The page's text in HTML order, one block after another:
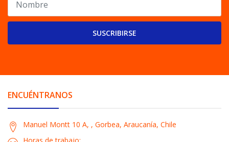
SUSCRIBIRSE
ENCUÉNTRANOS
Manuel Montt 10 A, , Gorbea, Araucanía, Chile